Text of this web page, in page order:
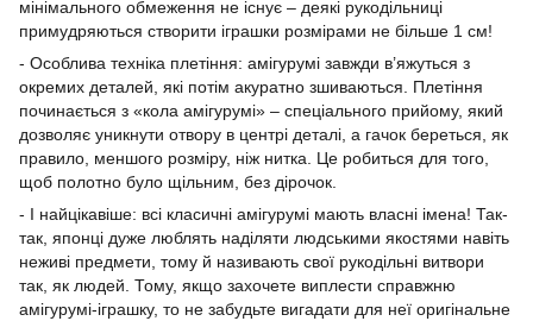
мінімального обмеження не існує – деякі рукодільниці
примудряються створити іграшки розмірами не більше 1 см!
- Особлива техніка плетіння: амігурумі завжди в’яжуться з
окремих деталей, які потім акуратно зшиваються. Плетіння
починається з «кола амігурумі» – спеціального прийому, який
дозволяє уникнути отвору в центрі деталі, а гачок береться, як
правило, меншого розміру, ніж нитка. Це робиться для того,
щоб полотно було щільним, без дірочок.
- І найцікавіше: всі класичні амігурумі мають власні імена! Так-
так, японці дуже люблять наділяти людськими якостями навіть
неживі предмети, тому й називають свої рукодільні витвори
так, як людей. Тому, якщо захочете виплести справжню
амігурумі-іграшку, то не забудьте вигадати для неї оригінальне